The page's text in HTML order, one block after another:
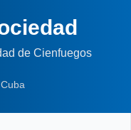
de Cienfuegos